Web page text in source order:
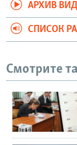
АРХИВ
СПИСОК
Смотрите